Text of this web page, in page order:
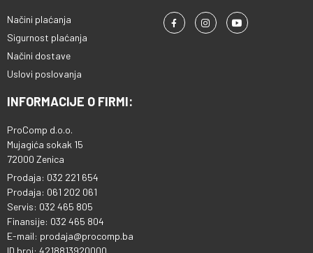
Načini plaćanja
Sigurnost plaćanja
Načini dostave
Uslovi poslovanja
INFORMACIJE O FIRMI:
ProComp d.o.o.
Mujagića sokak 15
72000 Zenica
Prodaja: 032 221 654
Prodaja: 061 202 061
Servis: 032 465 805
Finansije: 032 465 804
E-mail: prodaja@procomp.ba